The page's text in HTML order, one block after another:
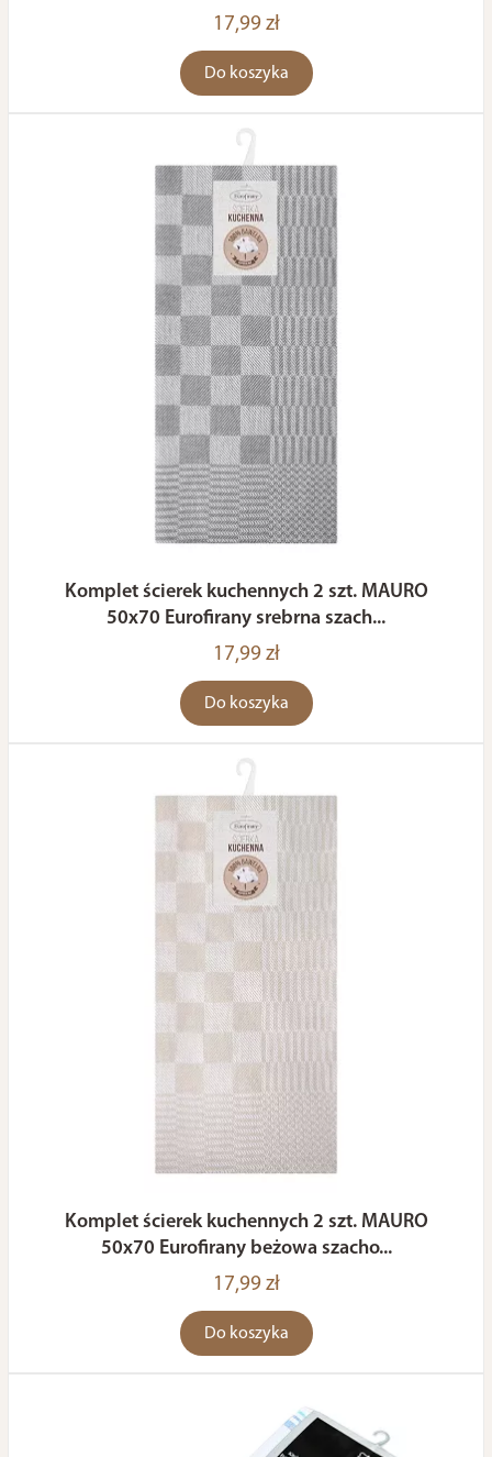
17,99 zł
Do koszyka
Komplet ścierek kuchennych 2 szt. MAURO
50x70 Eurofirany srebrna szach...
17,99 zł
Do koszyka
Komplet ścierek kuchennych 2 szt. MAURO
50x70 Eurofirany beżowa szacho...
17,99 zł
Do koszyka